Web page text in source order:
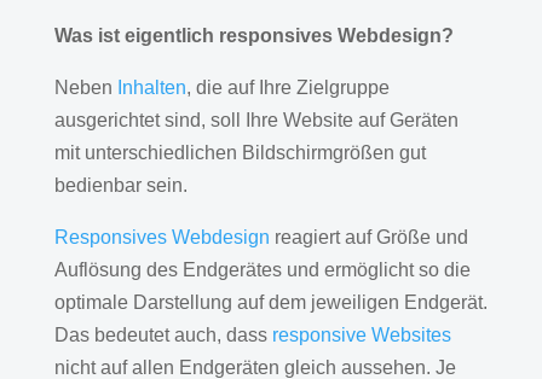
Was ist eigentlich responsives Webdesign?
Neben Inhalten, die auf Ihre Zielgruppe
ausgerichtet sind, soll Ihre Website auf Geräten
mit unterschiedlichen Bildschirmgrößen gut
bedienbar sein.
Responsives Webdesign reagiert auf Größe und
Auflösung des Endgerätes und ermöglicht so die
optimale Darstellung auf dem jeweiligen Endgerät.
Das bedeutet auch, dass responsive Websites
nicht auf allen Endgeräten gleich aussehen. Je